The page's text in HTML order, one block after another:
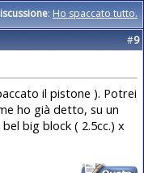
: Ho spaccato tutto.
#9
il pistone ). Potrei
ho già detto, su un
big block ( 2.5cc.) x